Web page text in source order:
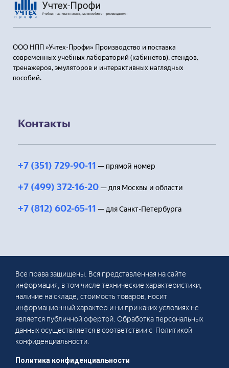
ООО НПП »Учтех-Профи» Производство и поставка
современных учебных лабораторий (кабинетов), стендов,
тренажеров, эмуляторов и интерактивных наглядных
пособий.
Контакты
+7 (351) 729-90-11 — прямой номер
+7 (499) 372-16-20 — для Москвы и области
+7 (812) 602-65-11 — для Санкт-Петербурга
Все права защищены. Вся представленная на сайте
информация, в том числе технические характеристики,
наличие на складе, стоимость товаров, носит
информационный характер и ни при каких условиях не
является публичной офертой. Обработка персональных
данных осуществляется в соответствии с Политикой
конфиденциальности.
Политика конфиденциальности